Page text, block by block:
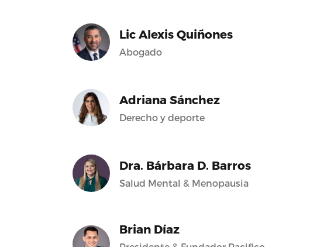
Lic Alexis Quiñones
Abogado
Adriana Sánchez
Derecho y deporte
Dra. Bárbara D. Barros
Salud Mental & Menopausia
Brian Díaz